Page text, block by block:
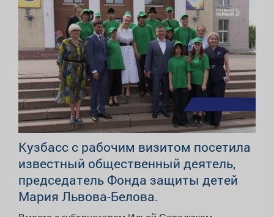
Кузбасс с рабочим визитом посетила
известный общественный деятель,
председатель Фонда защиты детей
Мария Львова-Белова.